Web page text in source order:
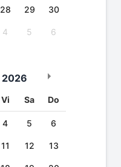
28 29 30
4 5 6
2026
Vi Sa Do
4 5 6
11 12 13